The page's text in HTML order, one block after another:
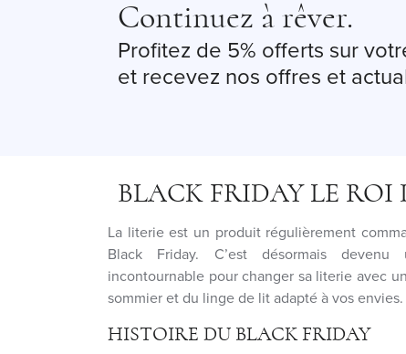
Continuez à rêver.
Profitez de 5% offerts sur
et recevez nos offres et
BLACK FRIDAY LE ROI
La literie est un produit régulièrement
Black Friday. C’est désormais devenu
incontournable pour changer sa literie avec
sommier et du linge de lit adapté à vos envies.
HISTOIRE DU BLACK FRIDAY